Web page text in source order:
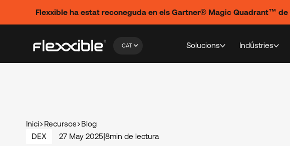
Flexxible ha estat reconeguda en els Gartner® Magic Quadrant™ de
CAT Solucions Indústries
Inici Recursos
Blog
DEX
27 May 2025| 8min de lectura